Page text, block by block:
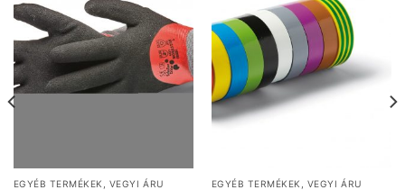
EGYÉB TERMÉKEK, VEGYI ÁRU EGYÉB TERMÉKEK, VEGYI ÁRU